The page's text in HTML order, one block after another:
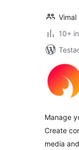
Vimal
10+
Manage
Create
media